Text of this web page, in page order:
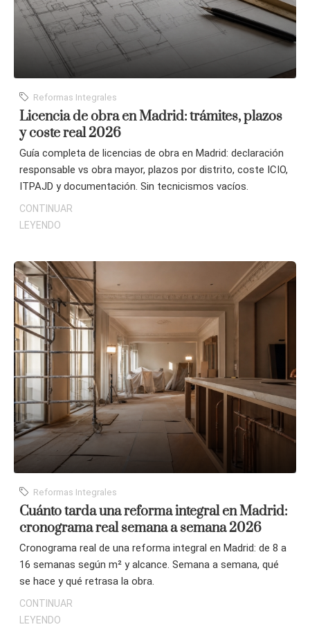
Reformas Integrales
Licencia de obra en Madrid: trámites, plazos
y coste real 2026
Guía completa de licencias de obra en Madrid: declaración
responsable vs obra mayor, plazos por distrito, coste ICIO,
ITPAJD y documentación. Sin tecnicismos vacíos.
Reformas Integrales
Cuánto tarda una reforma integral en Madrid:
cronograma real semana a semana 2026
Cronograma real de una reforma integral en Madrid: de 8 a
16 semanas según m² y alcance. Semana a semana, qué
se hace y qué retrasa la obra.